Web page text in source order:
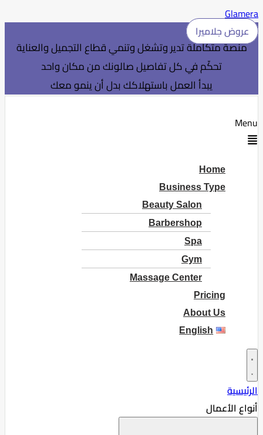
Glamera
عروض جلاميرا
منصة متكاملة تدير وتشغل وتنمي قطاع التجميل والعناية
تحكّم في كل تفاصيل صالونك من مكان واحد
يبدأ العمل باستهلاكك بدل أن ينمو معك
Menu
Home
Business Type
Beauty Salon
Barbershop
Spa
Gym
Massage Center
Pricing
About Us
English
الرئيسية
أنواع الأعمال